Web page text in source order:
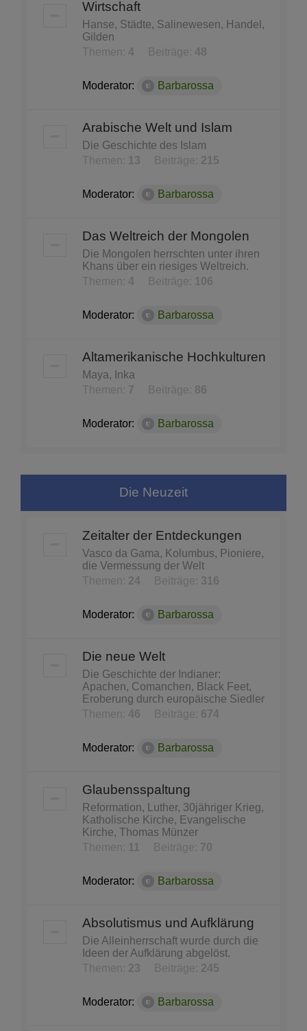
Wirtschaft
Hanse, Städte, Salinewesen, Handel,
Gilden
Themen: 4 Beiträge: 48
Moderator: Barbarossa
Arabische Welt und Islam
Die Geschichte des Islam
Themen:
13 Beiträge: 215
Moderator: Barbarossa
Das Weltreich der Mongolen
Die Mongolen herrschten unter ihren
Khans über ein riesiges Weltreich.
Themen: 4 Beiträge: 106
Moderator: Barbarossa
Altamerikanische Hochkulturen
Maya, Inka
Themen: 7 Beiträge: 86
Moderator: Barbarossa
Die Neuzeit
Zeitalter der Entdeckungen
Vasco da Gama, Kolumbus, Pioniere,
die Vermessung der Welt
Themen: 24 Beiträge: 316
Moderator: Barbarossa
Die neue Welt
Die Geschichte der Indianer:
Apachen, Comanchen, Black Feet,
Eroberung durch europäische Siedler
Themen: 46 Beiträge: 674
Moderator: Barbarossa
Glaubensspaltung
Reformation, Luther, 30jähriger Krieg,
Katholische Kirche, Evangelische
Kirche, Thomas Münzer
Themen:
Beiträge: 70
Moderator: Barbarossa
Absolutismus und Aufklärung
Die Alleinherrschaft wurde durch die
Ideen der Aufklärung abgelöst.
Themen: 23 Beiträge: 245
Moderator: Barbarossa